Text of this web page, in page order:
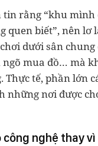
rằng “khu mình
quen biết”, nên lơ
dưới sân chung
mua đồ… mà
Thực tế, phần lớn
những nơi được
công nghệ thay